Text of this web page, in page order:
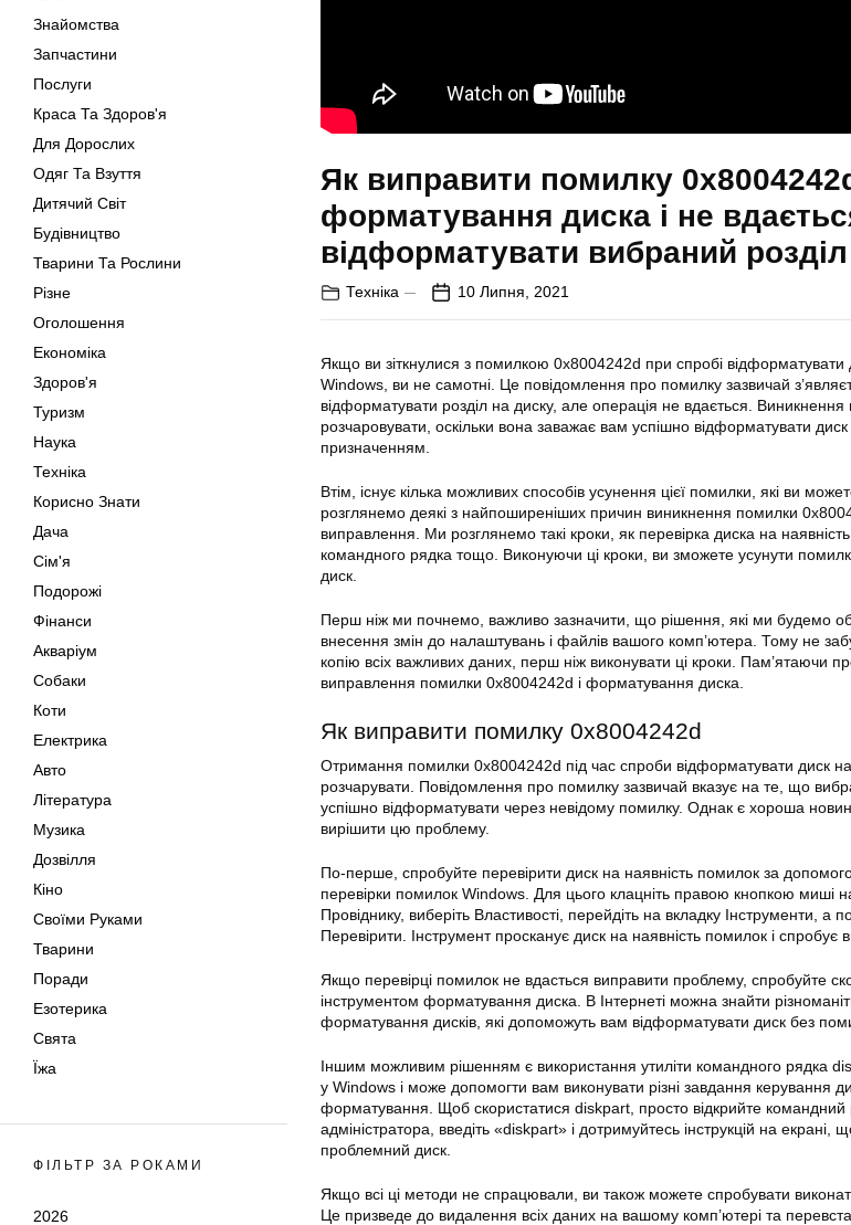
Знайомства
Запчастини
Послуги
Краса Та Здоров'я
Для Дорослих
Одяг Та Взуття
Дитячий Світ
Будівництво
Тварини Та Рослини
Різне
Оголошення
Економіка
Здоров'я
Туризм
Наука
Техніка
Корисно Знати
Дача
Сім'я
Подорожі
Фінанси
Акваріум
Собаки
Коти
Електрика
Авто
Література
Музика
Дозвілля
Кіно
Своїми Руками
Тварини
Поради
Езотерика
Свята
Їжа
ФІЛЬТР ЗА РОКАМИ
2026
Як виправити помилку
форматування диска і не
відформатувати вибраний розділ
Техніка 10 Липня, 2021
Якщо ви зіткнулися з помилкою 0x8004242d при спробі відформатувати
Windows, ви не самотні. Це повідомлення про помилку зазвичай
відформатувати розділ на диску, але операція не вдається. Виникнення
розчаровувати, оскільки вона заважає вам успішно відформатувати диск
призначенням.
Втім, існує кілька можливих способів усунення цієї помилки, які ви
розглянемо деякі з найпоширеніших причин виникнення помилки
виправлення. Ми розглянемо такі кроки, як перевірка диска на
командного рядка тощо. Виконуючи ці кроки, ви зможете усунути
диск.
Перш ніж ми почнемо, важливо зазначити, що рішення, які ми будемо
внесення змін до налаштувань і файлів вашого комп’ютера. Тому не
копію всіх важливих даних, перш ніж виконувати ці кроки. Пам’ятаючи
виправлення помилки 0x8004242d і форматування диска.
Як виправити помилку 0x8004242d
Отримання помилки 0x8004242d під час спроби відформатувати диск
розчарувати. Повідомлення про помилку зазвичай вказує на те, що
успішно відформатувати через невідому помилку. Однак є хороша
вирішити цю проблему.
По-перше, спробуйте перевірити диск на наявність помилок за
перевірки помилок Windows. Для цього клацніть правою кнопкою миші
Провіднику, виберіть Властивості, перейдіть на вкладку Інструменти, а
Перевірити. Інструмент просканує диск на наявність помилок і спробує
Якщо перевірці помилок не вдасться виправити проблему, спробуйте
інструментом форматування диска. В Інтернеті можна знайти
форматування дисків, які допоможуть вам відформатувати диск без
Іншим можливим рішенням є використання утиліти командного рядка
у Windows і може допомогти вам виконувати різні завдання керування
форматування. Щоб скористатися diskpart, просто відкрийте командний
адміністратора, введіть «diskpart» і дотримуйтесь інструкцій на екрані,
проблемний диск.
Якщо всі ці методи не спрацювали, ви також можете спробувати
Це призведе до видалення всіх даних на вашому комп’ютері та